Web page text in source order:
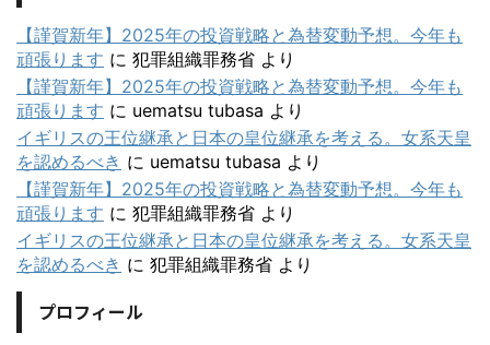
【謹賀新年】2025年の投資戦略と為替変動予想。今年も
頑張ります に 犯罪組織罪務省 より
【謹賀新年】2025年の投資戦略と為替変動予想。今年も
頑張ります に uematsu tubasa より
イギリスの王位継承と日本の皇位継承を考える。女系天皇
を認めるべき に uematsu tubasa より
【謹賀新年】2025年の投資戦略と為替変動予想。今年も
頑張ります に 犯罪組織罪務省 より
イギリスの王位継承と日本の皇位継承を考える。女系天皇
を認めるべき に 犯罪組織罪務省 より
プロフィール